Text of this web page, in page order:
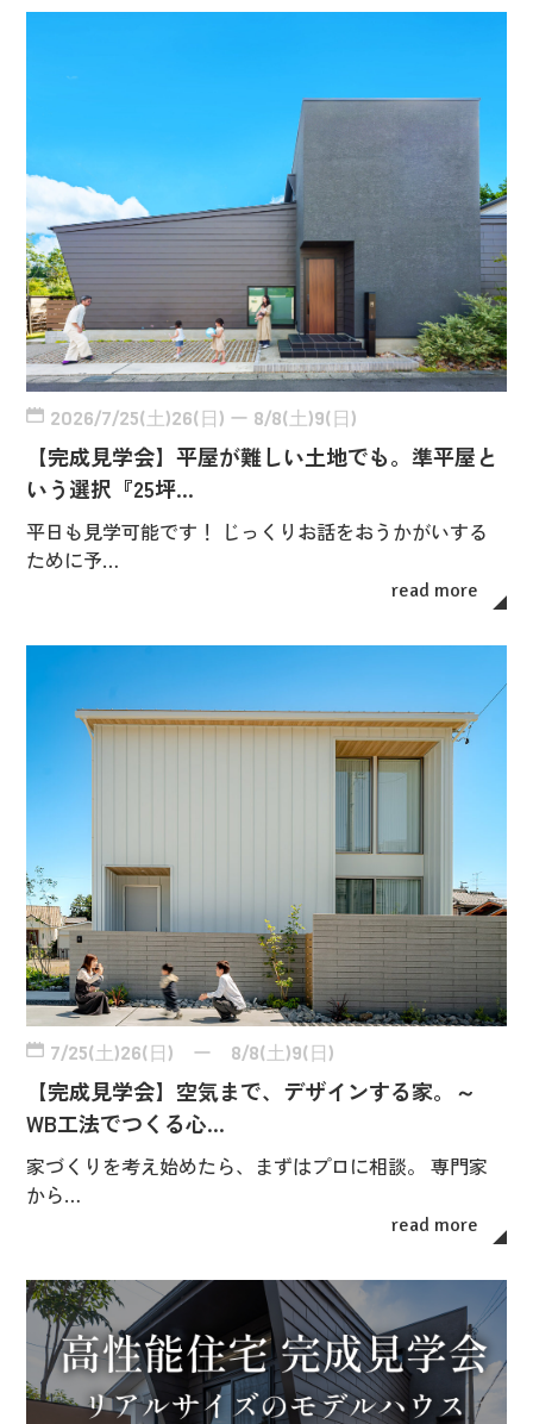
2026/7/25(土)26(日) ー 8/8(土)9(日)
【完成見学会】平屋が難しい土地でも。準平屋と
いう選択『25坪…
平日も見学可能です！ じっくりお話をおうかがいする
ために予…
read more
7/25(土)26(日) ー 8/8(土)9(日)
【完成見学会】空気まで、デザインする家。～
WB工法でつくる心…
家づくりを考え始めたら、まずはプロに相談。 専門家
から…
read more